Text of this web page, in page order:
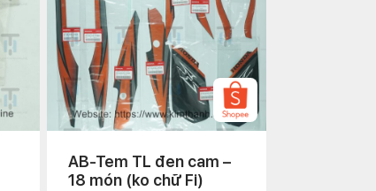
AB-Tem TL đen cam –
18 món (ko chữ Fi)